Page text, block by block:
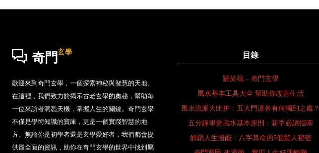
奇門 玄學
歡迎來到奇門玄學，一個探索神秘與智慧的天地。
在這裡，我們致力於揭示古老玄學的奧秘，幫助每
一位來訪者洞悉天機，掌握人生的關鍵。奇門玄學
不僅是學術知識的寶庫，更是一個實踐智慧的地
方。無論你是初學者還是玄學愛好者，我們都會提
供最全面的資訊，助你在奇門玄學的世界中找到屬
目錄
關於我 – 奇門玄學
風水基本工具大全 幫助你改善生活
風水流派大比拼：五大門派各有何獨到之處？
五分鐘學會風水基本原則：新手必讀指南
解鎖人生潛能：八字算命的5個驚人秘密